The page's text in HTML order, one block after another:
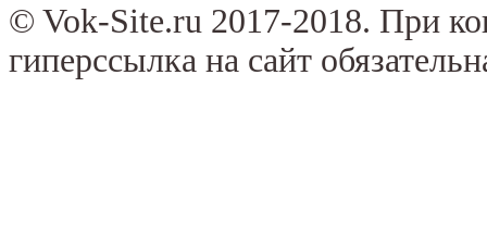
© Vok-Site.ru 2017-2018. При
гиперссылка на сайт